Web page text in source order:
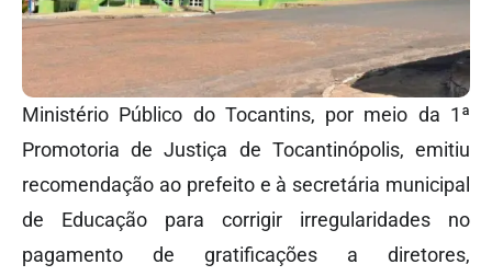
Ministério Público do Tocantins, por meio da 1ª
Promotoria de Justiça de Tocantinópolis, emitiu
recomendação ao prefeito e à secretária municipal
de Educação para corrigir irregularidades no
pagamento de gratificações a diretores,